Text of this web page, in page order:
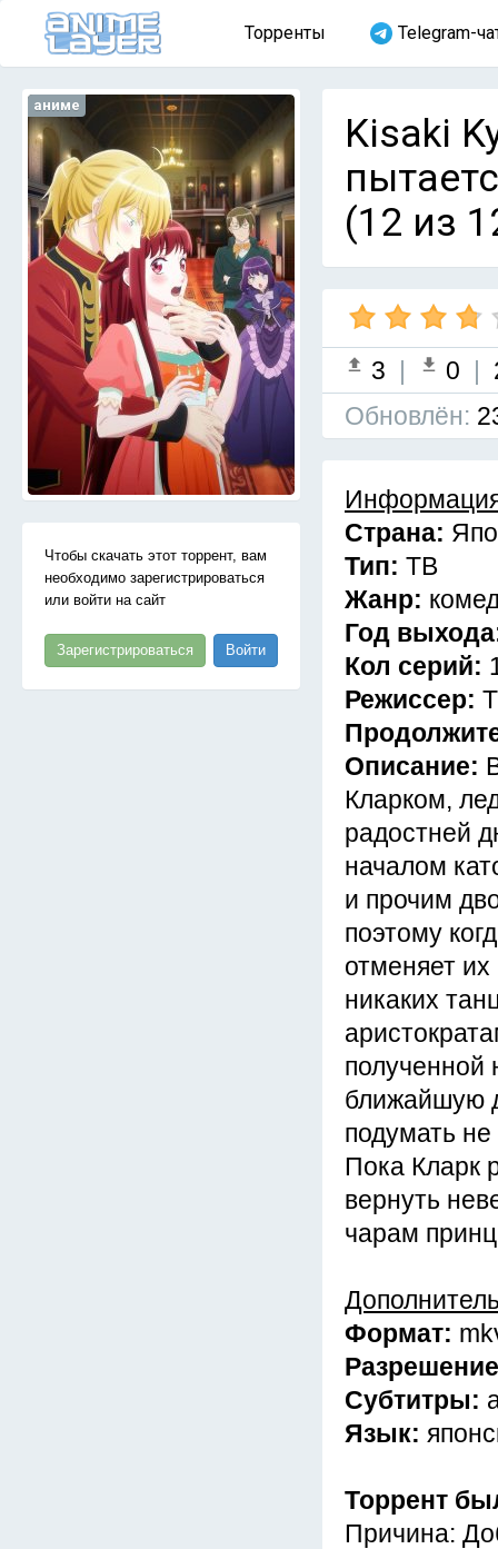
Торренты Telegram-
аниме
Чтобы скачать этот торрент, вам
необходимо зарегистрироваться
или войти на сайт
Зарегистрироваться Войти
Kisaki
(12 из
3 | 0 |
Обновлён:
Страна:
Тип: ТВ
Жанр:
Год
Кол серий:
Режиссер:
Описание:
Кларком,
радостней
началом
и прочим
поэтому
отменяет
никаких
полученной
ближайшую
подумать
Пока Кларк
вернуть
чарам
Формат:
Субтитры:
Язык:
Торрент
Причина: